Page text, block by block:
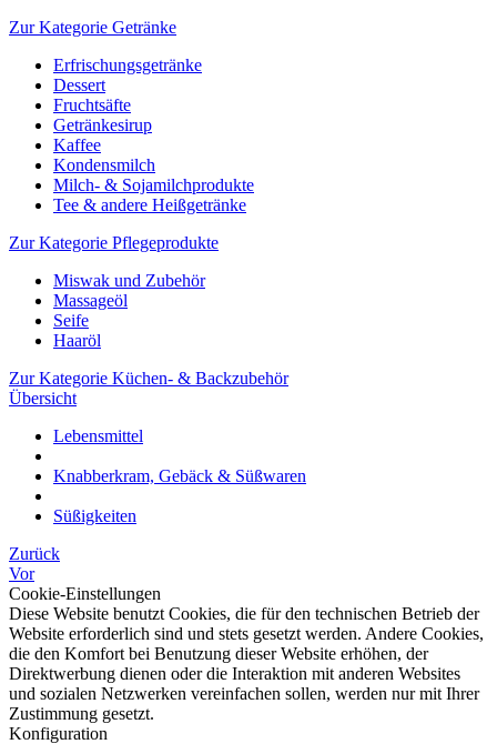
Zur Kategorie Getränke
Erfrischungsgetränke
Dessert
Fruchtsäfte
Getränkesirup
Kaffee
Kondensmilch
Milch- & Sojamilchprodukte
Tee & andere Heißgetränke
Zur Kategorie Pflegeprodukte
Miswak und Zubehör
Massageöl
Seife
Haaröl
Zur Kategorie Küchen- & Backzubehör
Übersicht
Lebensmittel
Knabberkram, Gebäck & Süßwaren
Süßigkeiten
Zurück
Vor
Cookie-Einstellungen
Diese Website benutzt Cookies, die für den technischen Betrieb der
Website erforderlich sind und stets gesetzt werden. Andere Cookies,
die den Komfort bei Benutzung dieser Website erhöhen, der
Direktwerbung dienen oder die Interaktion mit anderen Websites
und sozialen Netzwerken vereinfachen sollen, werden nur mit Ihrer
Zustimmung gesetzt.
Konfiguration